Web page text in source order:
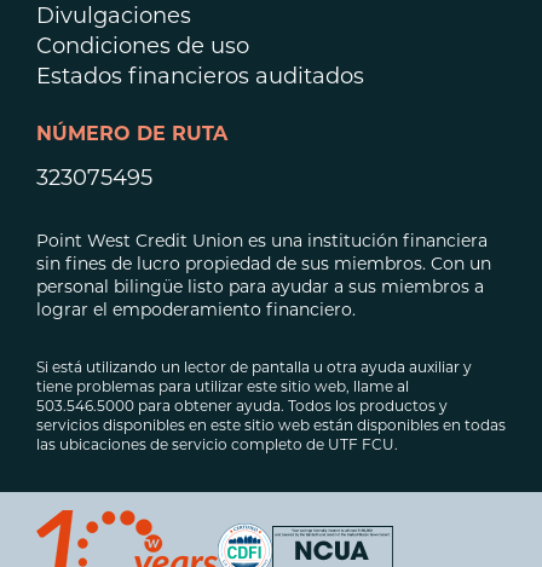
Divulgaciones
Condiciones de uso
Estados financieros auditados
NÚMERO DE RUTA
323075495
Point West Credit Union es una institución financiera
sin fines de lucro propiedad de sus miembros. Con un
personal bilingüe listo para ayudar a sus miembros a
lograr el empoderamiento financiero.
Si está utilizando un lector de pantalla u otra ayuda auxiliar y
tiene problemas para utilizar este sitio web, llame al
503.546.5000 para obtener ayuda. Todos los productos y
servicios disponibles en este sitio web están disponibles en todas
las ubicaciones de servicio completo de UTF FCU.